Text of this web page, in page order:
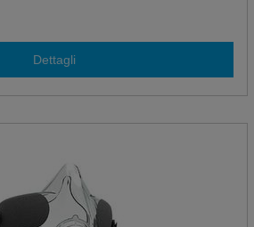
Dettagli